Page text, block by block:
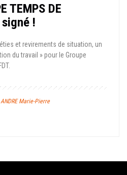
TEMPS DE
!
et revirements de situation, un
du travail » pour le Groupe
Marie-Pierre